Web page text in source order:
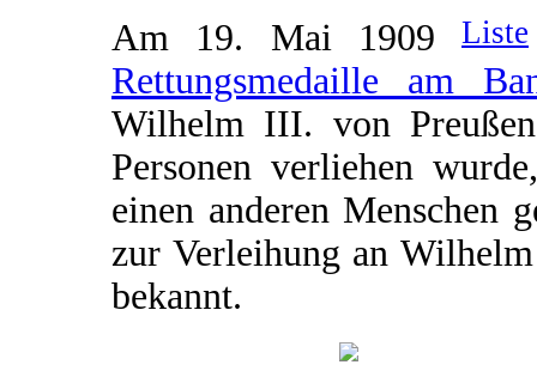
Am 19. Mai 1909 Liste
Rettungsmedaille am
Wilhelm III. von
Personen verliehen
einen anderen Menschen
zur Verleihung an
bekannt.